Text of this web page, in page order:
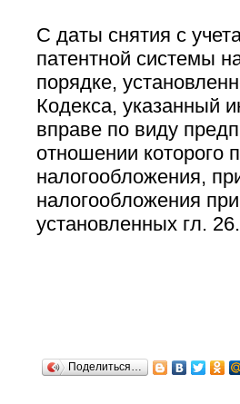
С даты снятия с
патентной системы
порядке,
Кодекса, указанный
вправе по виду
отношении которого
налогообложения,
налогообложения
установленных гл.
Поделиться…